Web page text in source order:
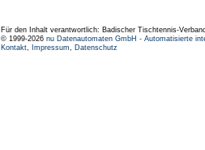
Für den Inhalt verantwortlich: Badischer Tischtennis-
© 1999-2026 nu Datenautomaten GmbH - Automatisierte
Kontakt, Impressum, Datenschutz